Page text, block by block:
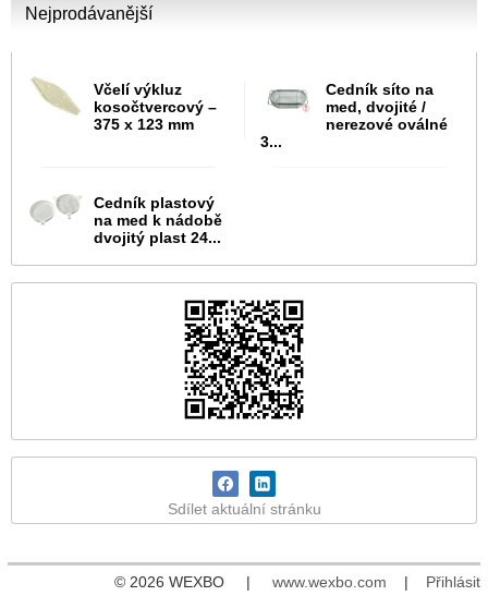
Nejprodávanější
Včelí výkluz
kosočtvercový –
375 x 123 mm
Cedník síto na
med, dvojité /
nerezové oválné
3...
Cedník plastový
na med k nádobě
dvojitý plast 24...
Sdílet aktuální stránku
© 2026 WEXBO | www.wexbo.com | Přihlásit